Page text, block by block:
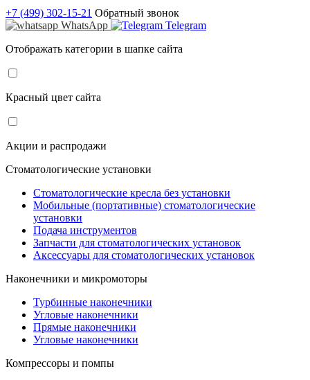
+7 (499) 302-15-21 Обратный звонок
WhatsApp
Telegram
Отображать категории в шапке сайта
Красный цвет сайта
Акции и распродажи
Стоматологические установки
Стоматологические кресла без установки
Мобильные (портативные) стоматологические
установки
Подача инструментов
Запчасти для стоматологических установок
Аксессуары для стоматологических установок
Наконечники и микромоторы
Турбинные наконечники
Угловые наконечники
Прямые наконечники
Угловые наконечники
Компрессоры и помпы